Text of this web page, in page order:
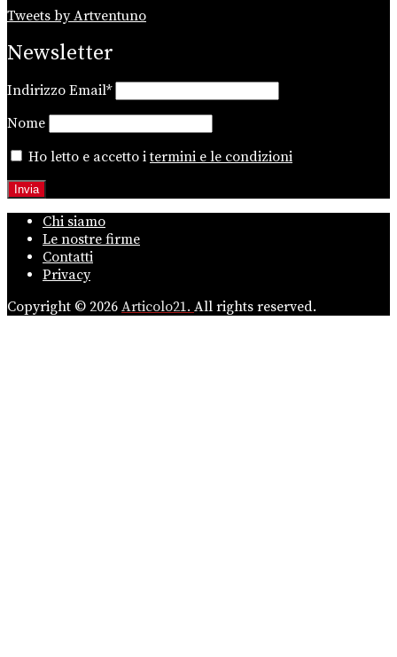
Tweets by Artventuno
Newsletter
Indirizzo Email*
Nome
Ho letto e accetto itermini e le condizioni
Chi siamo
Le nostre firme
Contatti
Privacy
Copyright © 2026 Articolo21. All rights reserved.